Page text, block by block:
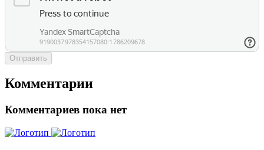
Отправить
Комментарии
Комментариев пока нет